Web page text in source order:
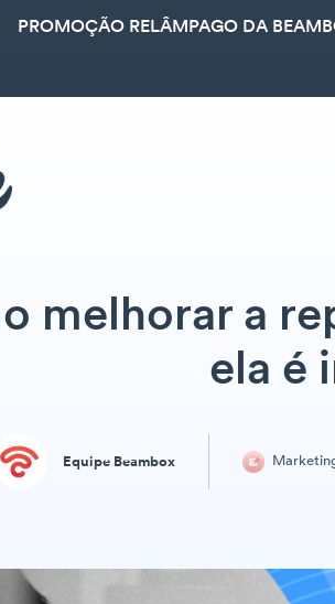
PROMOÇÃO RELÂMPAGO DA
melhorar a
ela é
Equipe Beambox